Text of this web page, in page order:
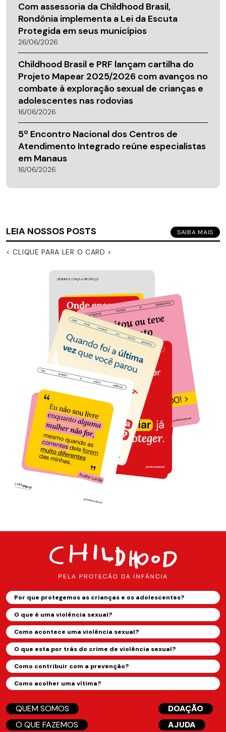
Com assessoria da Childhood Brasil,
Rondônia implementa a Lei da Escuta
Protegida em seus municípios
26/06/2026
Childhood Brasil e PRF lançam cartilha do
Projeto Mapear 2025/2026 com avanços no
combate à exploração sexual de crianças e
adolescentes nas rodovias
16/06/2026
5º Encontro Nacional dos Centros de
Atendimento Integrado reúne especialistas
em Manaus
16/06/2026
LEIA NOSSOS POSTS SAIBA MAIS
< CLIQUE PARA LER O CARD >
Por que protegemos as crianças e os adolescentes?
O que é uma violência sexual?
Como acontece uma violência sexual?
O que esta por trás do crime de violência sexual?
Como contribuir com a prevenção?
Como acolher uma vítima?
QUEM SOMOS
O QUE FAZEMOS
DOAÇÃO
AJUDA